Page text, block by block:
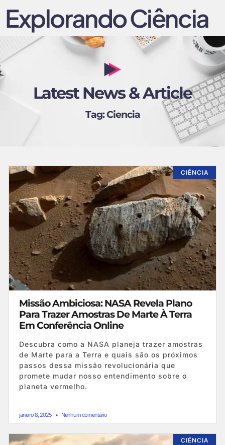
Explorando Ciência
Latest News & Article
Tag: Ciencia
CIÊNCIA
Missão Ambiciosa: NASA Revela Plano
Para Trazer Amostras De Marte À Terra
Em Conferência Online
Descubra como a NASA planeja trazer amostras
de Marte para a Terra e quais são os próximos
passos dessa missão revolucionária que
promete mudar nosso entendimento sobre o
planeta vermelho.
janeiro 8, 2025 Nenhum comentário
CIÊNCIA